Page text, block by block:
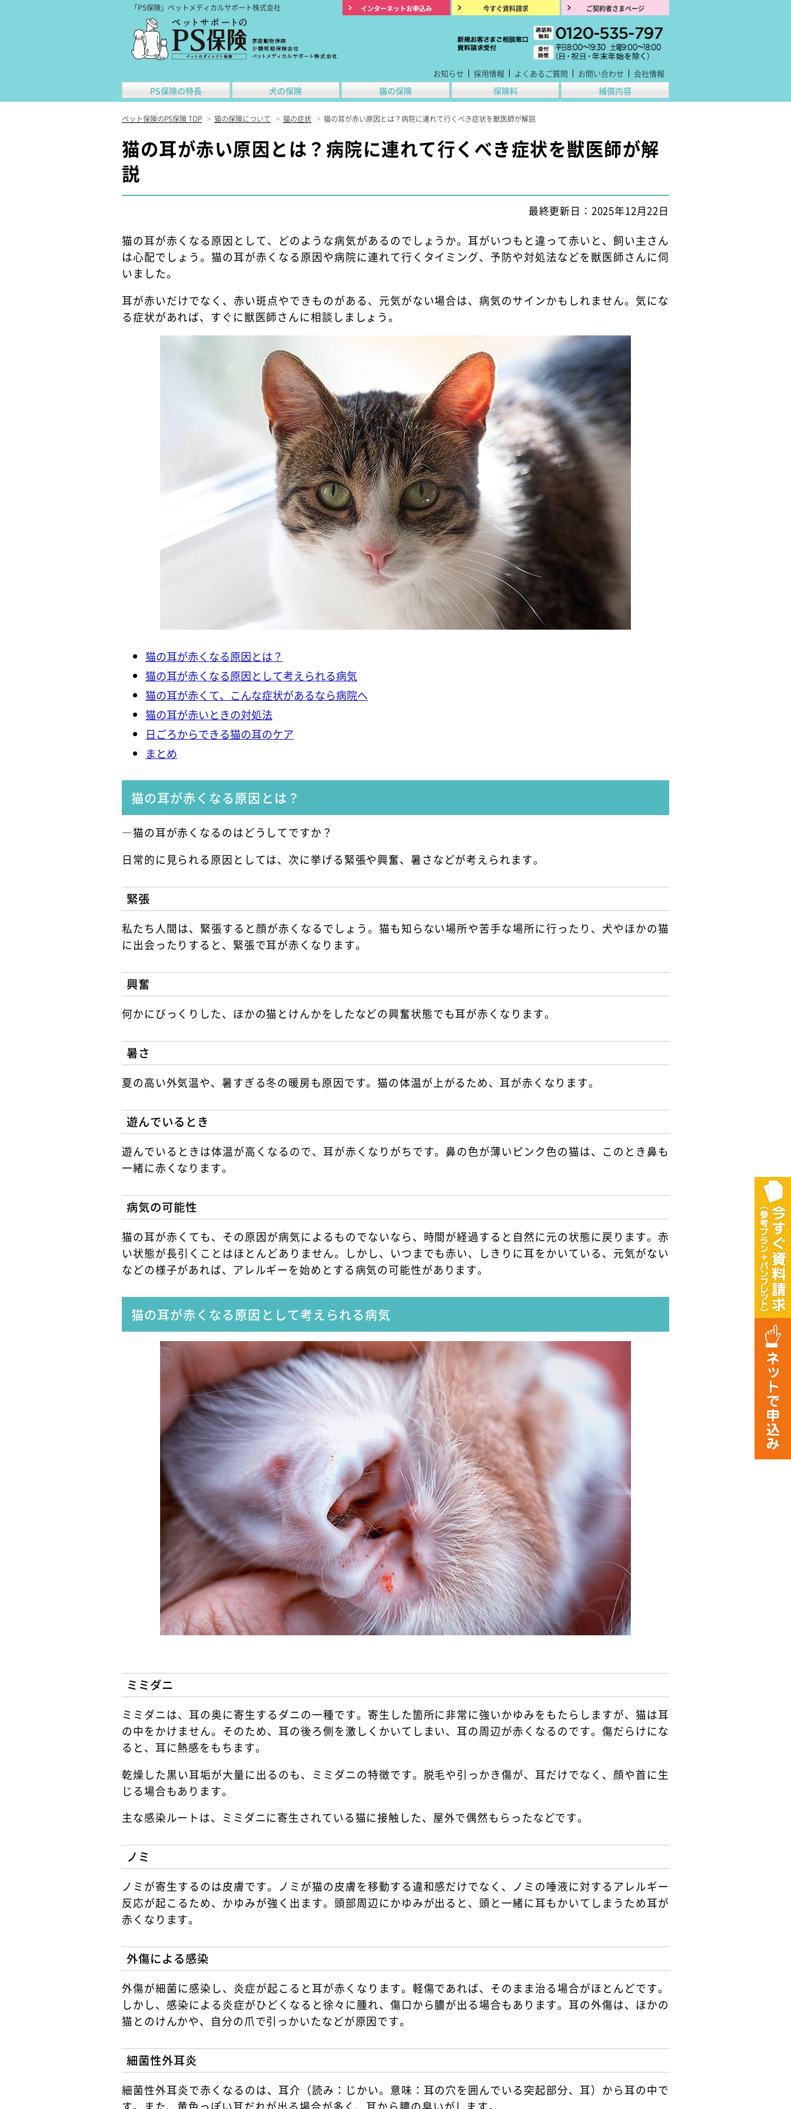
「PS保険」ペットメディカルサポート株式会社 インターネットお申込み 今すぐ資料請求 ご契約者さまページ
PS保険の特長 犬の保険 猫の保険 保険料 補償内容
お知らせ 採用情報 よくあるご質問 お問い合わせ 会社情報
ペット保険のPS保険 TOP > 猫の保険について > 猫の症状 > 猫の耳が赤い原因とは？病院に連れて行くべき症状を獣医師が解説
猫の耳が赤い原因とは？病院に連れて行くべき症状を獣医師が解
説
最終更新日：2025年12月22日
猫の耳が赤くなる原因として、どのような病気があるのでしょうか。耳がいつもと違って赤いと、飼い主さん
は心配でしょう。猫の耳が赤くなる原因や病院に連れて行くタイミング、予防や対処法などを獣医師さんに伺
いました。
耳が赤いだけでなく、赤い斑点やできものがある、元気がない場合は、病気のサインかもしれません。気にな
る症状があれば、すぐに獣医師さんに相談しましょう。
猫の耳が赤くなる原因とは？
猫の耳が赤くなる原因として考えられる病気
猫の耳が赤くて、こんな症状があるなら病院へ
猫の耳が赤いときの対処法
日ごろからできる猫の耳のケア
まとめ
猫の耳が赤くなる原因とは？
―猫の耳が赤くなるのはどうしてですか？
日常的に見られる原因としては、次に挙げる緊張や興奮、暑さなどが考えられます。
緊張
私たち人間は、緊張すると顔が赤くなるでしょう。猫も知らない場所や苦手な場所に行ったり、犬やほかの猫
に出会ったりすると、緊張で耳が赤くなります。
興奮
何かにびっくりした、ほかの猫とけんかをしたなどの興奮状態でも耳が赤くなります。
暑さ
夏の高い外気温や、暑すぎる冬の暖房も原因です。猫の体温が上がるため、耳が赤くなります。
遊んでいるとき
遊んでいるときは体温が高くなるので、耳が赤くなりがちです。鼻の色が薄いピンク色の猫は、このとき鼻も
一緒に赤くなります。
病気の可能性
猫の耳が赤くても、その原因が病気によるものでないなら、時間が経過すると自然に元の状態に戻ります。赤
い状態が長引くことはほとんどありません。しかし、いつまでも赤い、しきりに耳をかいている、元気がない
などの様子があれば、アレルギーを始めとする病気の可能性があります。
猫の耳が赤くなる原因として考えられる病気
ミミダニ
ミミダニは、耳の奥に寄生するダニの一種です。寄生した箇所に非常に強いかゆみをもたらしますが、猫は耳
の中をかけません。そのため、耳の後ろ側を激しくかいてしまい、耳の周辺が赤くなるのです。傷だらけにな
ると、耳に熱感をもちます。
乾燥した黒い耳垢が大量に出るのも、ミミダニの特徴です。脱毛や引っかき傷が、耳だけでなく、顔や首に生
じる場合もあります。
主な感染ルートは、ミミダニに寄生されている猫に接触した、屋外で偶然もらったなどです。
ノミ
ノミが寄生するのは皮膚です。ノミが猫の皮膚を移動する違和感だけでなく、ノミの唾液に対するアレルギー
反応が起こるため、かゆみが強く出ます。頭部周辺にかゆみが出ると、頭と一緒に耳もかいてしまうため耳が
赤くなります。
外傷による感染
外傷が細菌に感染し、炎症が起こると耳が赤くなります。軽傷であれば、そのまま治る場合がほとんどです。
しかし、感染による炎症がひどくなると徐々に腫れ、傷口から膿が出る場合もあります。耳の外傷は、ほかの
猫とのけんかや、自分の爪で引っかいたなどが原因です。
細菌性外耳炎
細菌性外耳炎で赤くなるのは、耳介（読み：じかい。意味：耳の穴を囲んでいる突起部分、耳）から耳の中で